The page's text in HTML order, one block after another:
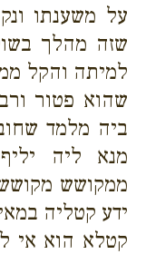
על משענתו
שזה מהלך
למיתה והקל
שהוא פטור
ביה מלמד
מנא ליה
ממקושש
ידע קטליה
קטלא הוא אי